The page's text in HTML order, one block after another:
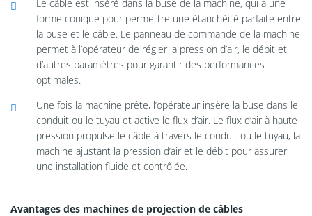
Le câble est inséré dans la buse de la machine, qui a une
forme conique pour permettre une étanchéité parfaite entre
la buse et le câble. Le panneau de commande de la machine
permet à l’opérateur de régler la pression d’air, le débit et
d’autres paramètres pour garantir des performances
optimales.
Une fois la machine prête, l’opérateur insère la buse dans le
conduit ou le tuyau et active le flux d’air. Le flux d’air à haute
pression propulse le câble à travers le conduit ou le tuyau, la
machine ajustant la pression d’air et le débit pour assurer
une installation fluide et contrôlée.
Avantages des machines de projection de câbles